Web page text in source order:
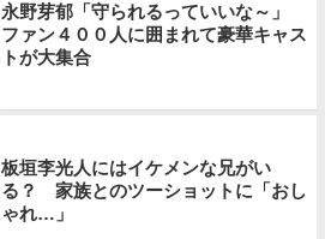
永野芽郁「守られるっていいな～」
ファン４００人に囲まれて豪華キャス
トが大集合
板垣李光人にはイケメンな兄がい
る？ 家族とのツーショットに「おし
ゃれ…」